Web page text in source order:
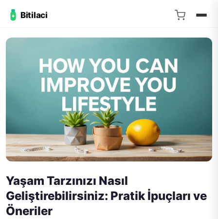
Bitilaci
Yaşam Tarzınızı Nasıl
Geliştirebilirsiniz: Pratik İpuçları ve
Öneriler